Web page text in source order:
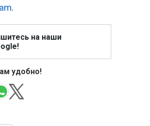
.
на наши
удобно!